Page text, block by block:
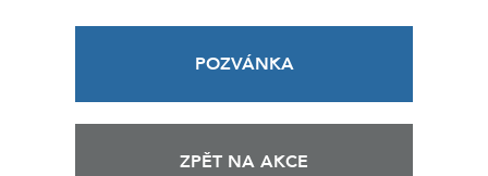
POZVÁNKA
ZPĚT NA AKCE